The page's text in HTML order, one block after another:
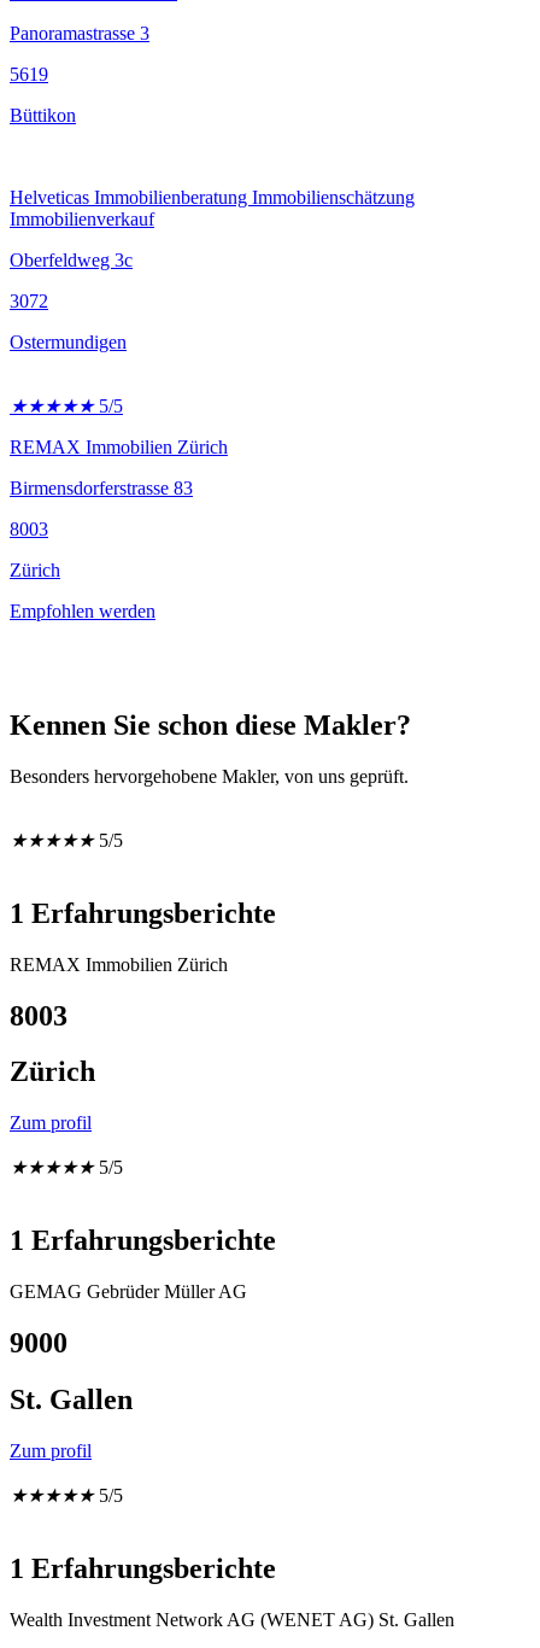
Panoramastrasse 3
5619
Büttikon
Helveticas Immobilienberatung Immobilienschätzung
Immobilienverkauf
Oberfeldweg 3c
3072
Ostermundigen
★★★★★ 5/5
REMAX Immobilien Zürich
Birmensdorferstrasse 83
8003
Zürich
Empfohlen werden
Kennen Sie schon diese Makler?
Besonders hervorgehobene Makler, von uns geprüft.
★★★★★ 5/5
1 Erfahrungsberichte
REMAX Immobilien Zürich
8003
Zürich
Zum profil
★★★★★ 5/5
1 Erfahrungsberichte
GEMAG Gebrüder Müller AG
9000
St. Gallen
Zum profil
★★★★★ 5/5
1 Erfahrungsberichte
Wealth Investment Network AG (WENET AG) St. Gallen